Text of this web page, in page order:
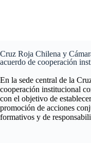
Cruz Roja Chilena y
acuerdo de cooperación
En la sede central de la
cooperación institucional
con el objetivo de
promoción de acciones
formativos y de